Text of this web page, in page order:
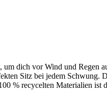
dich vor Wind und Regen
Sitz bei jedem Schwung.
% recycelten Materialien ist